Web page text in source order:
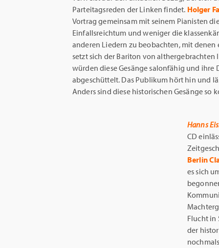
Parteitagsreden der Linken findet. Holger
Vortrag gemeinsam mit seinem Pianisten
Einfallsreichtum und weniger die
anderen Liedern zu beobachten, mit
setzt sich der Bariton von althergebrachten
würden diese Gesänge salonfähig und ihre
abgeschüttelt. Das Publikum hört hin und
Anders sind diese historischen Gesänge so
Hanns
CD
Berlin
es sich
Flucht in
der